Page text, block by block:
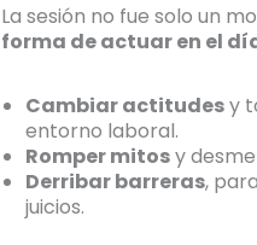
La sesión no fue solo un
forma de actuar en el
Cambiar actitudesy
entorno laboral.
Romper mitosy
Derribar barreras,
juicios.